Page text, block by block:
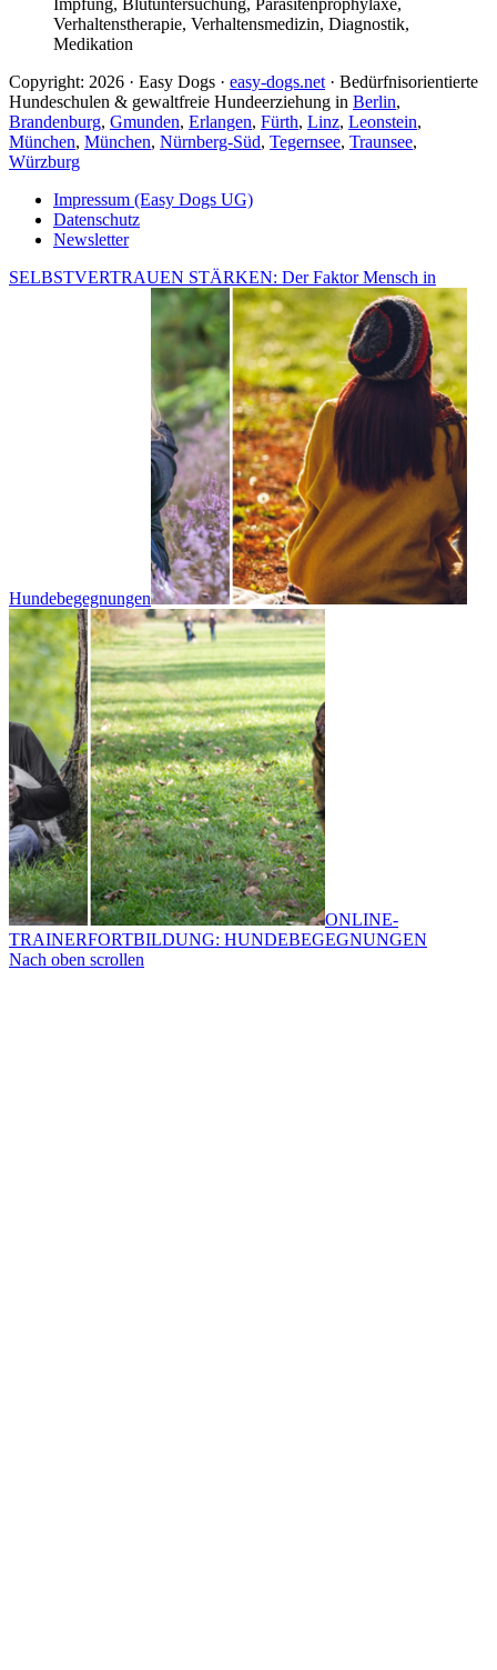
Impfung, Blutuntersuchung, Parasitenprophylaxe,
Verhaltenstherapie, Verhaltensmedizin, Diagnostik,
Medikation
Copyright: 2026 · Easy Dogs · easy-dogs.net · Bedürfnisorientierte
Hundeschulen & gewaltfreie Hundeerziehung in Berlin,
Brandenburg, Gmunden, Erlangen, Fürth, Linz, Leonstein,
München, München, Nürnberg-Süd, Tegernsee, Traunsee,
Würzburg
Impressum (Easy Dogs UG)
Datenschutz
Newsletter
SELBSTVERTRAUEN STÄRKEN: Der Faktor Mensch in
Hundebegegnungen
ONLINE-
TRAINERFORTBILDUNG: HUNDEBEGEGNUNGEN
Nach oben scrollen